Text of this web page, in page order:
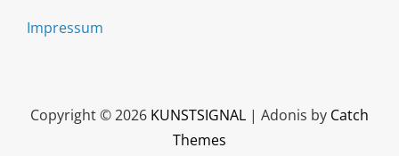
Impressum
Copyright © 2026 KUNSTSIGNAL | Adonis by Catch
Themes